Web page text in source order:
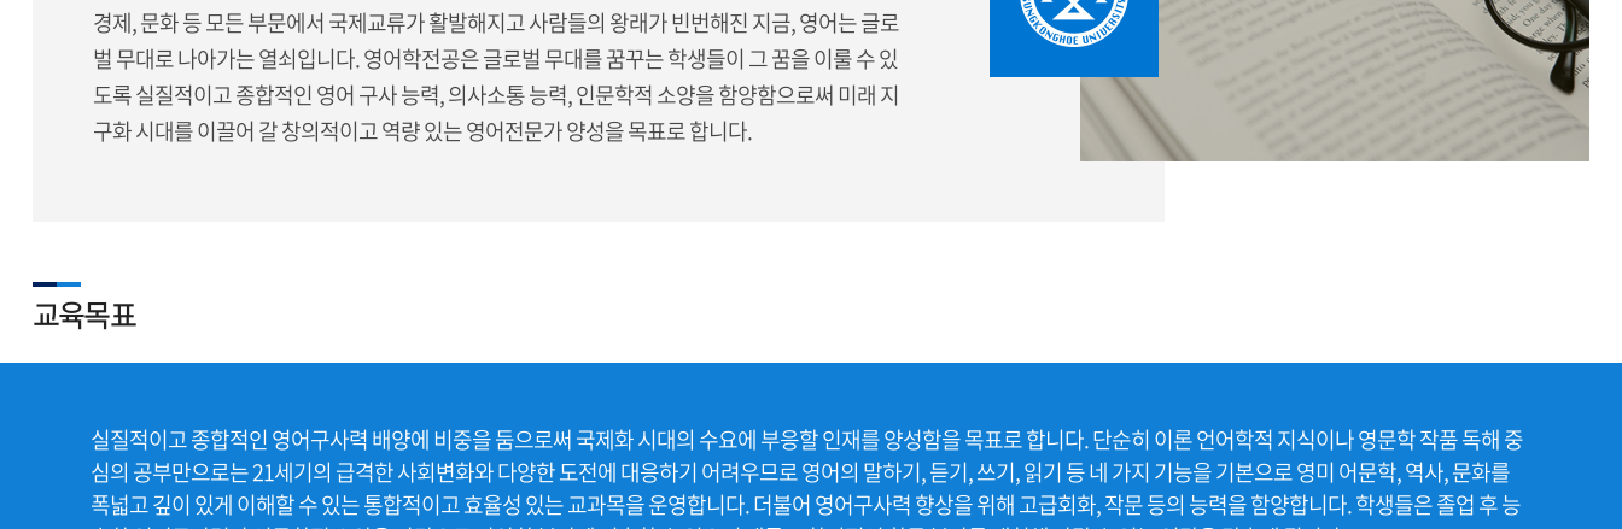
경제, 문화 등 모든 부문에서 국제교류가 활발해지고 사람들의 왕래가 빈번해진 지금, 영어는 글로
벌 무대로 나아가는 열쇠입니다. 영어학전공은 글로벌 무대를 꿈꾸는 학생들이 그 꿈을 이룰 수 있
도록 실질적이고 종합적인 영어 구사 능력, 의사소통 능력, 인문학적 소양을 함양함으로써 미래 지
구화 시대를 이끌어 갈 창의적이고 역량 있는 영어전문가 양성을 목표로 합니다.
교육목표
실질적이고 종합적인 영어구사력 배양에 비중을 둠으로써 국제화 시대의 수요에 부응할 인재를 양성함을 목표로 합니다. 단순히 이론 언어학적 지식이나 영문학 작품 독해 중
심의 공부만으로는 21세기의 급격한 사회변화와 다양한 도전에 대응하기 어려우므로 영어의 말하기, 듣기, 쓰기, 읽기 등 네 가지 기능을 기본으로 영미 어문학, 역사, 문화를
폭넓고 깊이 있게 이해할 수 있는 통합적이고 효율성 있는 교과목을 운영합니다. 더불어 영어구사력 향상을 위해 고급회화, 작문 등의 능력을 함양합니다. 학생들은 졸업 후 능